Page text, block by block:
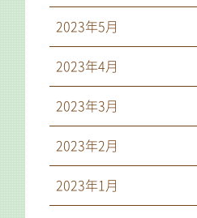
2023年5月
2023年4月
2023年3月
2023年2月
2023年1月